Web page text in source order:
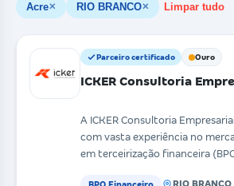
Acre✕ RIO BRANCO✕ Limpar tudo
Parceiro certificado Ouro
ICKER Consultoria
A ICKER Consultoria
com vasta experiência no
em terceirização financeira